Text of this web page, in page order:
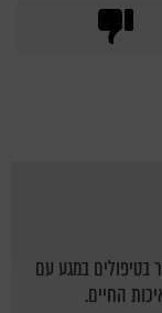
בעיקר בטיפולים במגע עם
החיים.